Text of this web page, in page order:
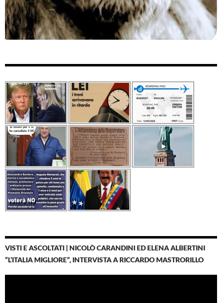
VISTI E ASCOLTATI | NICOLÒ CARANDINI ED ELENA ALBERTINI
“L’ITALIA MIGLIORE”, INTERVISTA A RICCARDO MASTRORILLO